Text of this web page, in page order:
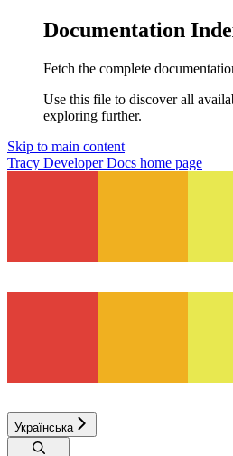
Documentation
Fetch the complete
Use this file to discover all
exploring further.
Skip to main content
Tracy Developer Docs home page
Українська